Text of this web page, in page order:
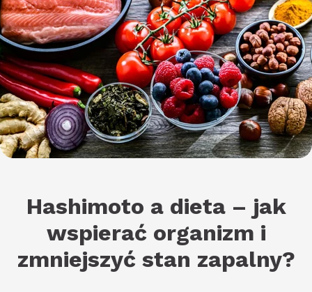
Hashimoto a dieta – jak
wspierać organizm i
zmniejszyć stan zapalny?